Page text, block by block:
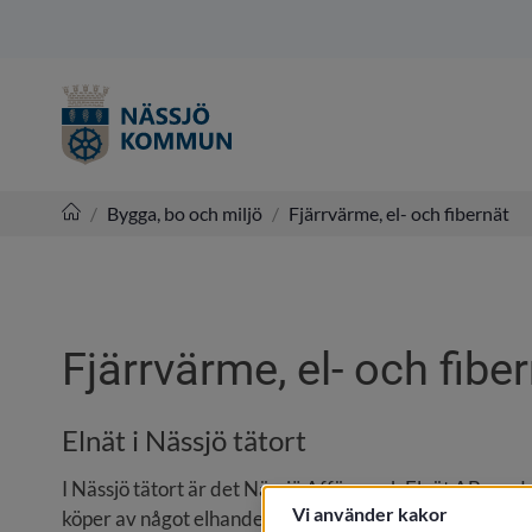
/ Bygga, bo och miljö / Fjärrvärme, el- och fibernät
Fjärrvärme, el- och
Elnät i Nässjö tätort
I Nässjö tätort är det Nässjö Affärsverk Elnät AB, en
köper av något elhandelsföretag kommer fram till dig,
Vi använder kakor